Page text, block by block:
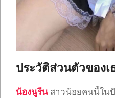
ประวัติส่วนตัวของเ
น้องนูรีน สาวน้อยคนนี้ใน